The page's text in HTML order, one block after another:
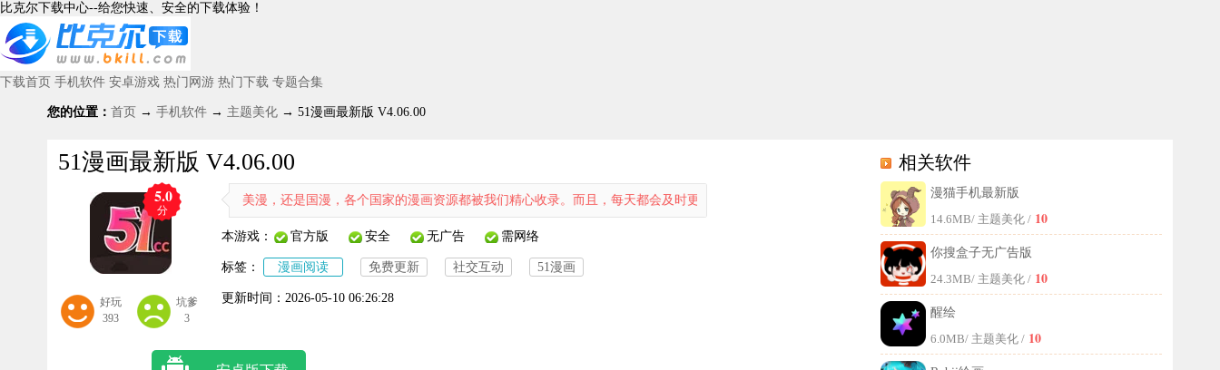
比克尔下载中心--给您快速、安全的下载体验！
下载首页 手机软件 安卓游戏 热门网游 热门下载 专题合集
您的位置： 首页 → 手机软件 → 主题美化 → 51漫画最新版 V4.06.00
51漫画最新版 V4.06.00
5.0
分
好玩
393
坑爹
3
验。无论是日漫、韩漫、美漫，还是国漫，各个国家的漫画资源都被我们精心收录。而且，每天都会及时更新，精彩不断档。如果您感兴趣，那就赶紧下载软件，开启您的漫画阅读之旅吧！
本游戏： 官方版 安全 无广告 需网络
标签： 漫画阅读 免费更新 社交互动 51漫画
更新时间： 2026-05-10 06:26:28
相关软件
漫猫手机最新版
14.6MB/ 主题美化 / 10
你搜盒子无广告版
24.3MB/ 主题美化 / 10
醒绘
6.0MB/ 主题美化 / 10